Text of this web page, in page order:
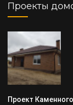
Проекты
Проект